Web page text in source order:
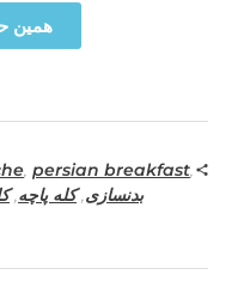
همین
persian breakfast
بدنسازی ,کله پاچه ,